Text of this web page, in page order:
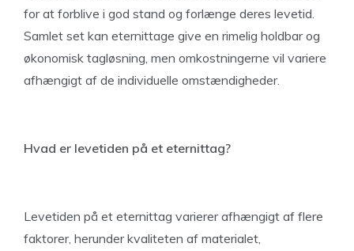
for at forblive i god stand og forlænge deres levetid.
Samlet set kan eternittage give en rimelig holdbar og
økonomisk tagløsning, men omkostningerne vil variere
afhængigt af de individuelle omstændigheder.
Hvad er levetiden på et eternittag?
Levetiden på et eternittag varierer afhængigt af flere
faktorer, herunder kvaliteten af ​​materialet,